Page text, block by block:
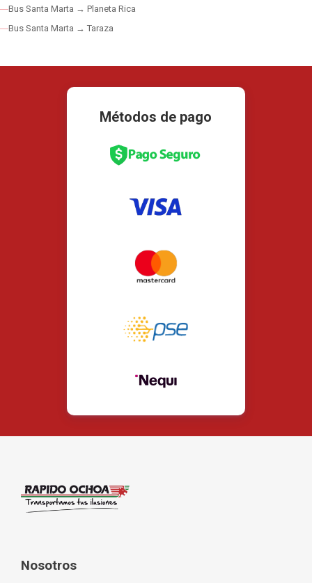
Bus Santa Marta → Planeta Rica
Bus Santa Marta → Taraza
Métodos de pago
Nosotros